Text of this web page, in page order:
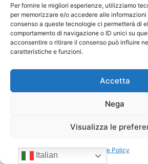
Per fornire le migliori esperienze, utilizziamo
per memorizzare e/o accedere alle
consenso a queste tecnologie ci permetterà di
comportamento di navigazione o ID unici su
acconsentire o ritirare il consenso può influire
caratteristiche e funzioni.
Accetta
Nega
Visualizza le
Cookie Policy
Rivista Vending
numero 77
Italian